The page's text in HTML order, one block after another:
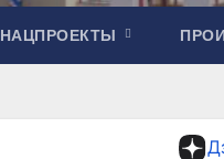
НАЦПРОЕКТЫ